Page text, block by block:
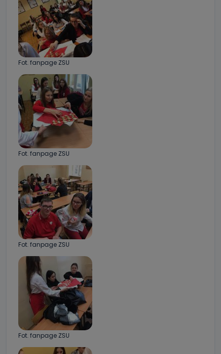
Fot. fanpage ZSU
Fot. fanpage ZSU
Fot. fanpage ZSU
Fot. fanpage ZSU